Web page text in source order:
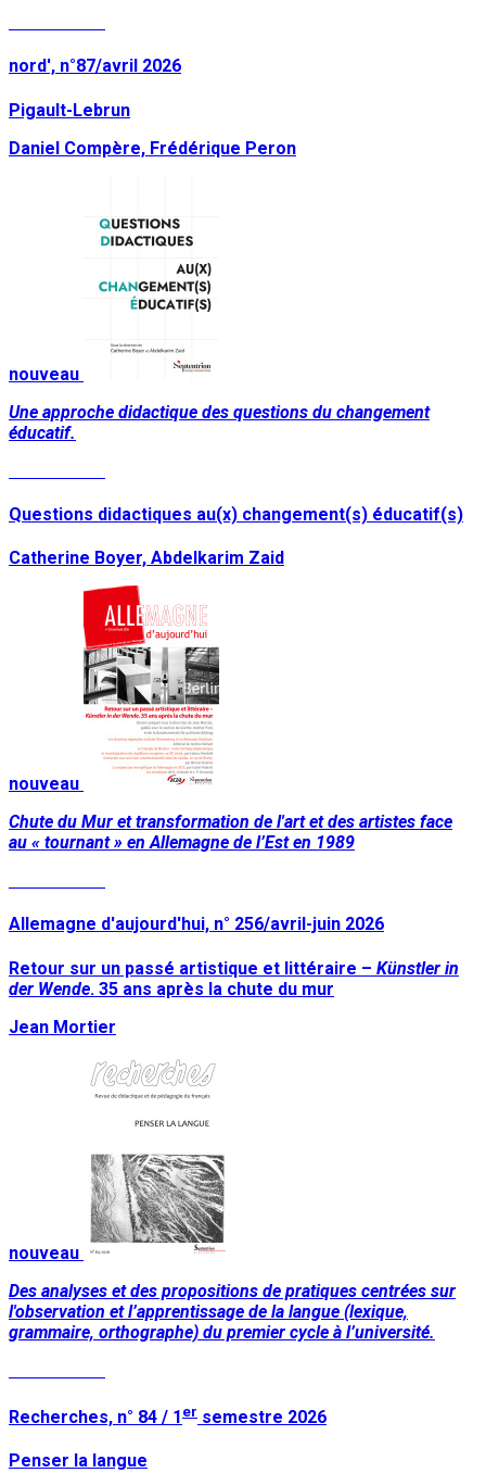
nord', n°87/avril 2026
Pigault-Lebrun
Daniel Compère, Frédérique Peron
nouveau
Une approche didactique des questions du changement
éducatif.
Questions didactiques au(x) changement(s) éducatif(s)
Catherine Boyer, Abdelkarim Zaid
nouveau
Chute du Mur et transformation de l'art et des artistes face
au « tournant » en Allemagne de l’Est en 1989
Allemagne d'aujourd'hui, n° 256/avril-juin 2026
Retour sur un passé artistique et littéraire – Künstler in
der Wende. 35 ans après la chute du mur
Jean Mortier
nouveau
Des analyses et des propositions de pratiques centrées sur
l'observation et l’apprentissage de la langue (lexique,
grammaire, orthographe) du premier cycle à l’université.
Recherches, n° 84 / 1 er semestre 2026
Penser la langue